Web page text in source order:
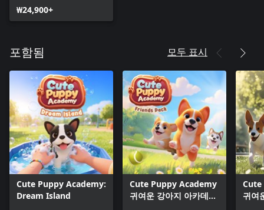
₩24,900+
포함됨 모두 표시
Cute Puppy Academy:
Dream Island
Cute Puppy Academy
귀여운 강아지 아카데미:
Cute
귀여